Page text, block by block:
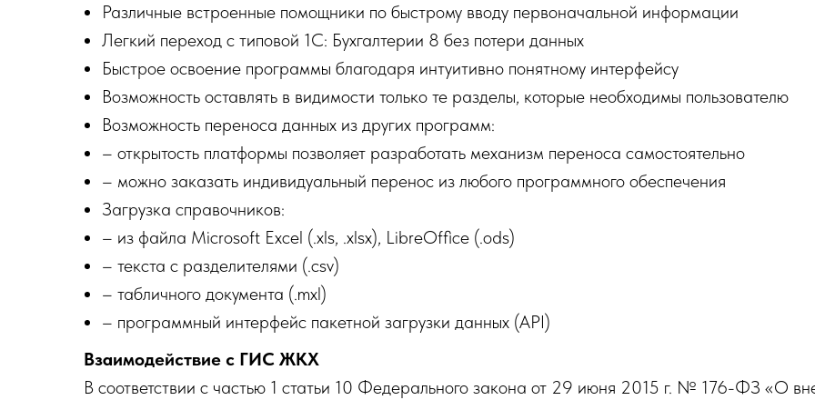
Различные встроенные помощники по быстрому вводу первоначальной информации
Легкий переход с типовой 1С: Бухгалтерии 8 без потери данных
Быстрое освоение программы благодаря интуитивно понятному интерфейсу
Возможность оставлять в видимости только те разделы, которые необходимы пользователю
Возможность переноса данных из других программ:
– открытость платформы позволяет разработать механизм переноса самостоятельно
– можно заказать индивидуальный перенос из любого программного обеспечения
Загрузка справочников:
– из файла Microsoft Excel (.xls, .xlsx), LibreOffice (.ods)
– текста с разделителями (.csv)
– табличного документа (.mxl)
– программный интерфейс пакетной загрузки данных (API)
Взаимодействие с ГИС ЖКХ
В соответствии с частью 1 статьи 10 Федерального закона от 29 июня 2015 г. № 176-ФЗ «О